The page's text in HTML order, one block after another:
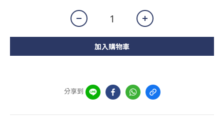
加入購物車
分享到